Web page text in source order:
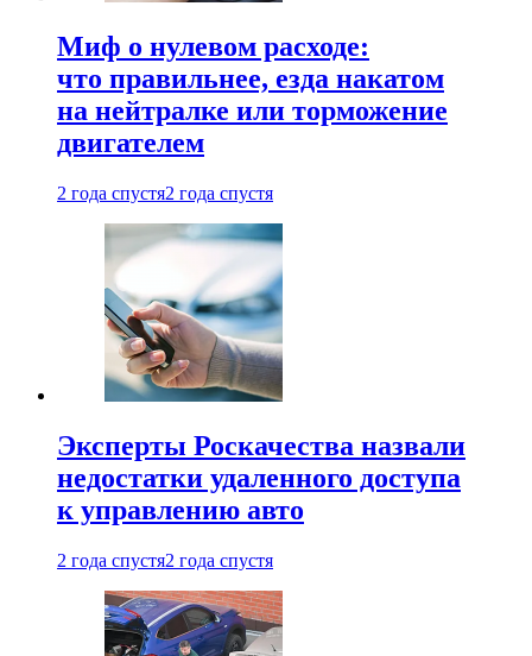
Миф о нулевом расходе:
что правильнее, езда накатом
на нейтралке или торможение
двигателем
2 года спустя2 года спустя
Эксперты Роскачества назвали
недостатки удаленного доступа
к управлению авто
2 года спустя2 года спустя